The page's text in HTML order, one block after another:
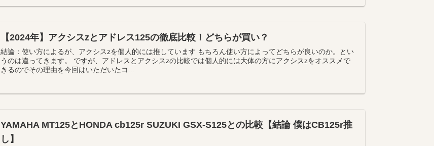
【2024年】アクシスzとアドレス125の徹底比較！どちらが買い？
結論：使い方によるが、アクシスzを個人的には推しています もちろん使い方によってどちらが良いのか。とい
うのは違ってきます。 ですが、アドレスとアクシスzの比較では個人的には大体の方にアクシスzをオススメで
きるのでその理由を今回はいただいたコ...
YAMAHA MT125とHONDA cb125r SUZUKI GSX-S125との比較【結論 僕はCB125r推
し】